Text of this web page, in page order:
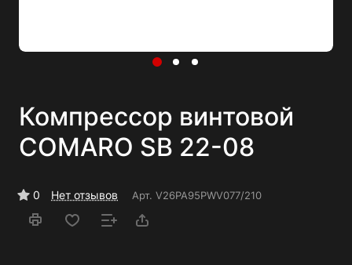
Компрессор винтовой
COMARO SB 22-08
0 Нет отзывов Арт. V26PA95PWV077/210